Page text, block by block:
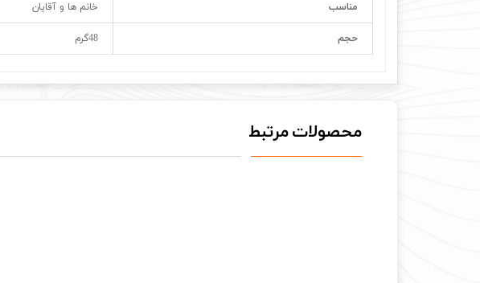
مناسب خانم ها و آقایان
حجم 48گرم
محصولات مرتبط